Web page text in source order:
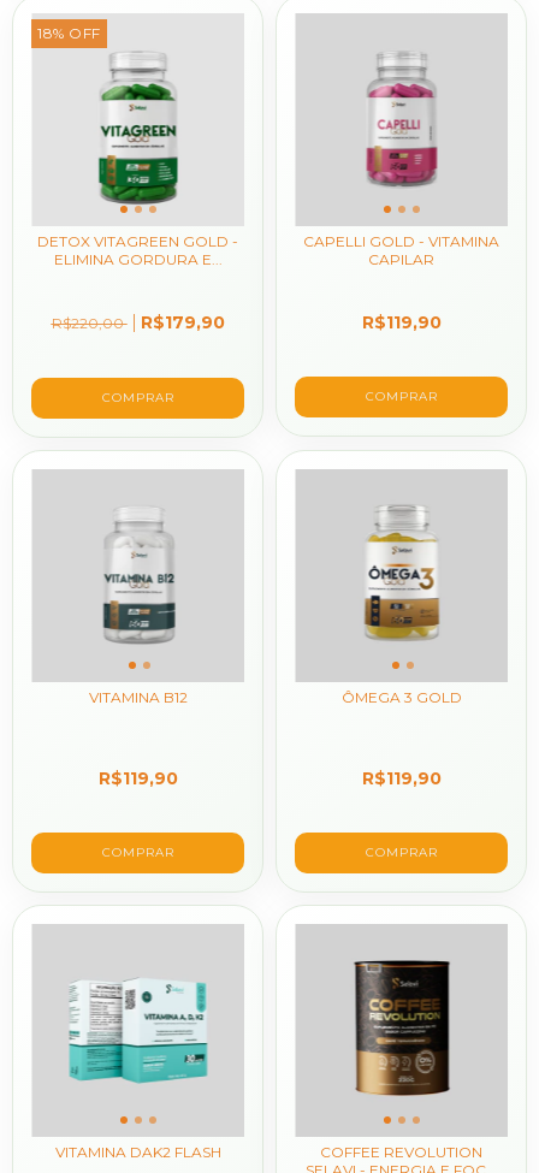
18% OFF
DETOX VITAGREEN GOLD -
ELIMINA GORDURA E...
R$220,00 R$179,90
CAPELLI GOLD - VITAMINA
CAPILAR
R$119,90
VITAMINA B12
R$119,90
ÔMEGA 3 GOLD
R$119,90
VITAMINA DAK2 FLASH
COFFEE REVOLUTION